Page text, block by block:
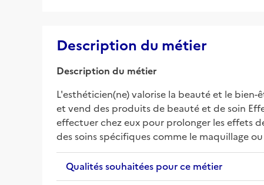
Description du métier
Description du métier
L'esthéticien(ne) valorise la beauté et le bien-
et vend des produits de beauté et de soin
effectuer chez eux pour prolonger les effets
des soins spécifiques comme le maquillage
Qualités souhaitées pour ce métier